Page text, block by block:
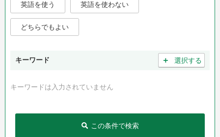
英語を使う 英語を使わない
どちらでもよい
キーワード ＋ 選択する
キーワードは入力されていません
この条件で検索